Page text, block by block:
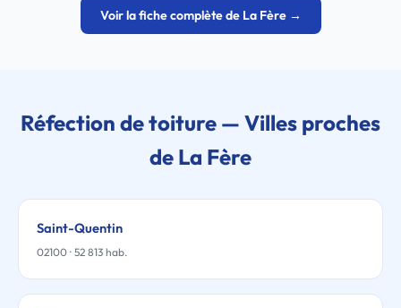
Voir la fiche complète de La Fère →
Réfection de toiture — Villes proches
de La Fère
Saint-Quentin
02100 · 52 813 hab.